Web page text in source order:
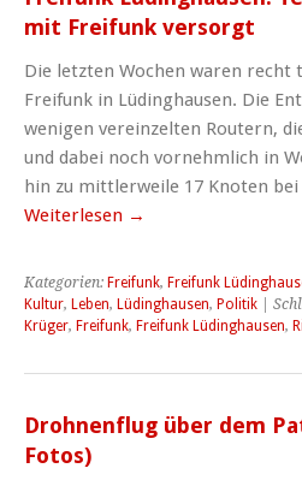
mit Freifunk versorgt
Die letzten Wochen waren recht
Freifunk in Lüdinghausen. Die
wenigen vereinzelten Routern,
und dabei noch vornehmlich in
hin zu mittlerweile 17 Knoten
Weiterlesen →
Kategorien: Freifunk, Freifunk
Kultur, Leben, Lüdinghausen, Politik |
Krüger, Freifunk, Freifunk Lüdinghausen,
Drohnenflug über dem
Fotos)